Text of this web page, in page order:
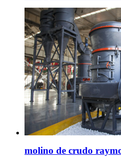
molino de crudo